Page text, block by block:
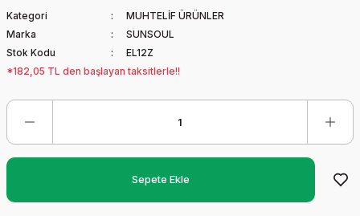
Kategori
MUHTELİF ÜRÜNLER
Marka
SUNSOUL
Stok Kodu
EL12Z
*182,05 TL den başlayan taksitlerle!!
Sepete Ekle